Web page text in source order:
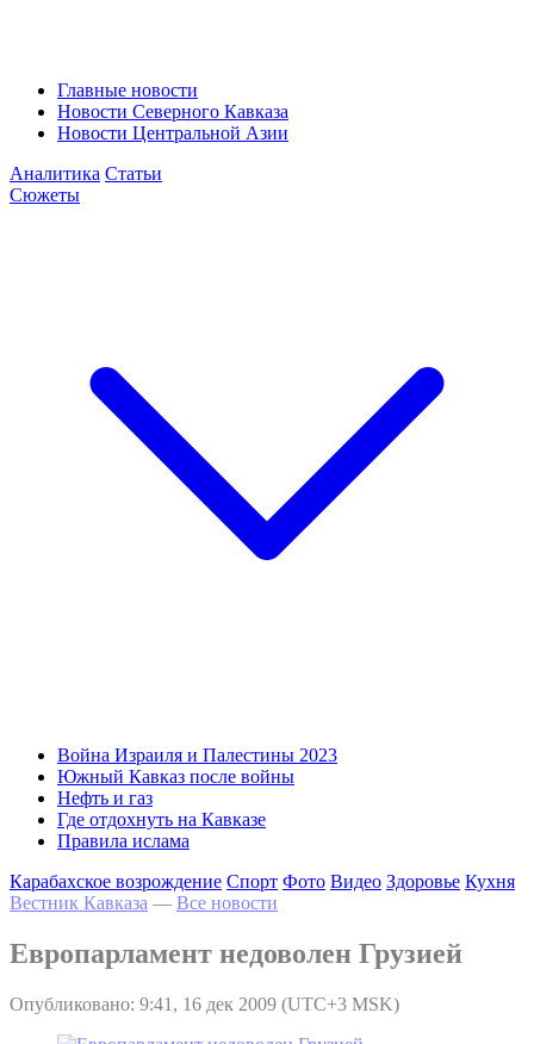
Главные новости
Новости Северного Кавказа
Новости Центральной Азии
Аналитика Статьи
Сюжеты
Война Израиля и Палестины 2023
Южный Кавказ после войны
Нефть и газ
Где отдохнуть на Кавказе
Правила ислама
Карабахское возрождение Спорт Фото Видео Здоровье Кухня
Вестник Кавказа — Все новости
Европарламент недоволен Грузией
Опубликовано: 9:41, 16 дек 2009 (UTC+3 MSK)